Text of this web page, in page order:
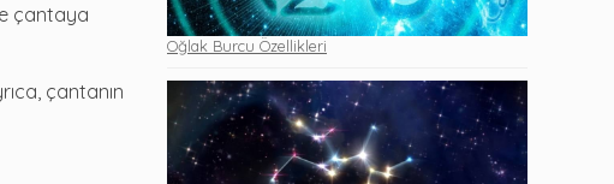
çantaya
çantanın
Oğlak Burcu Özellikleri